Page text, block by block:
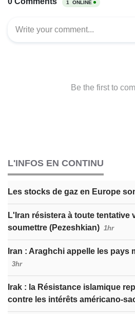
L'INFOS EN CONTINU
Les stocks de gaz en Europe
L'Iran résistera à toute tentative
soumettre (Pezeshkian) 1hr
Iran : Araghchi appelle les pays
3hr
Irak : la Résistance islamique
contre les intérêts américano-